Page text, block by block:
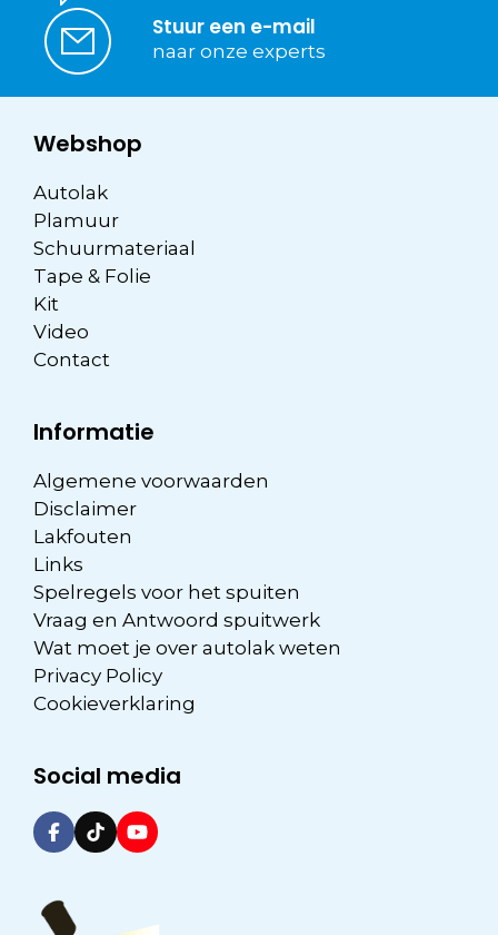
Stuur een e-mail
naar onze experts
Webshop
Autolak
Plamuur
Schuurmateriaal
Tape & Folie
Kit
Video
Contact
Informatie
Algemene voorwaarden
Disclaimer
Lakfouten
Links
Spelregels voor het spuiten
Vraag en Antwoord spuitwerk
Wat moet je over autolak weten
Privacy Policy
Cookieverklaring
Social media